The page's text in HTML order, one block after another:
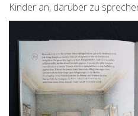
Kinder an, darüber zu